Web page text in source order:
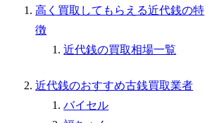
高く買取してもらえる近代銭の特
徴
近代銭の買取相場一覧
近代銭のおすすめ古銭買取業者
バイセル